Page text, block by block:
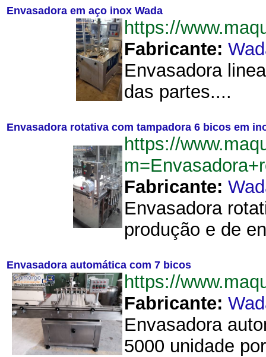
Envasadora em aço inox Wada
https://
Fabricante:
Envasadora
das partes....
Envasadora rotativa com tampadora 6 bicos em
https://
Fabricante:
Envasadora
produção e de
Envasadora automática com 7 bicos
https://
Fabricante:
Envasadora
5000 unidade